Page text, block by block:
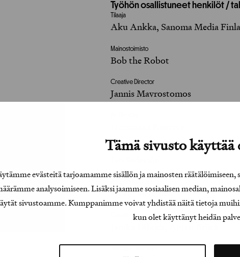
Tämä sivusto käyttää
evästeitä tarjoamamme sisällön ja mainosten
analysoimiseen. Lisäksi jaamme sosiaalisen median,
sivustoamme. Kumppanimme voivat yhdistää näitä tietoja
kun olet käyttänyt heidän
Työhön osallistuneet henkilöt /
Tilaaja
Aku Ankka, Sanoma Media
Mainostoimisto
Bob the Robot
Creative Director
Jannis Mavrostomos
Copywriter
Heidi Nieminen
Graafinen suunnittelija / Graphic Designer